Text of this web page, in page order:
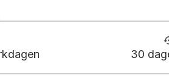
30